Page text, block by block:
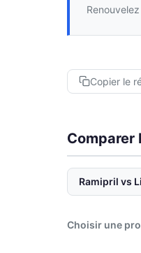
Copier le
Comparer
Ramipril vs
Choisir une